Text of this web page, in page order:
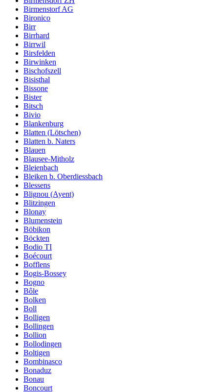
Birmenstorf AG
Bironico
Birr
Birrhard
Birrwil
Birsfelden
Birwinken
Bischofszell
Bisisthal
Bissone
Bister
Bitsch
Bivio
Blankenburg
Blatten (Lötschen)
Blatten b. Naters
Blauen
Blausee-Mitholz
Bleienbach
Bleiken b. Oberdiessbach
Blessens
Blignou (Ayent)
Blitzingen
Blonay
Blumenstein
Böbikon
Böckten
Bodio TI
Boécourt
Bofflens
Bogis-Bossey
Bogno
Bôle
Bolken
Boll
Bolligen
Bollingen
Bollion
Bollodingen
Boltigen
Bombinasco
Bonaduz
Bonau
Boncourt